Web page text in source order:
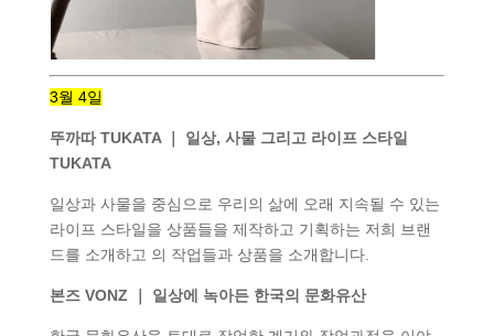
3월 4일
뚜까따 TUKATA ｜ 일상, 사물 그리고 라이프 스타일
TUKATA
일상과 사물을 중심으로 우리의 삶에 오래 지속될 수 있는
라이프 스타일을 상품들을 제작하고 기획하는 저희 브랜
드를 소개하고 의 작업들과 상품을 소개합니다.
본즈 VONZ ｜ 일상에 녹아든 한국의 문화유산